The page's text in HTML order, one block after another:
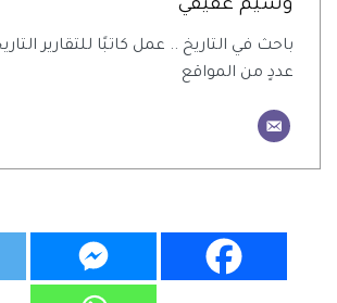
وسيم عفيفي
باحث في التاريخ .. عمل كاتبًا للتقارير
عددٍ من المواقع